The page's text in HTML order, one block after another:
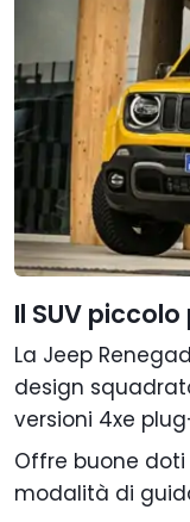
Il SUV
La Jeep
design
versioni 4xe
Offre buone
modalità di